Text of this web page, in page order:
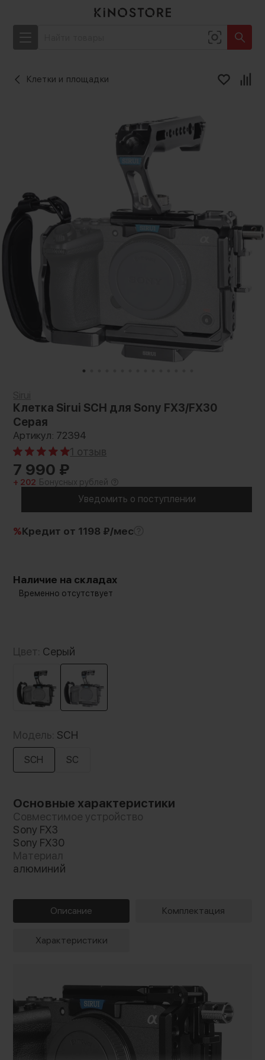
Клетки и площадки
Клетка Sirui SCH для Sony FX3/FX30
Серая
Артикул: 72394
1 отзыв
7 990 ₽
+ 202 Бонусных рублей
Уведомить о поступлении
%Кредит от 1198 ₽/мес
Наличие на складах
Временно отсутствует
Цвет: Серый
Модель: SCH
SCH SC
Основные характеристики
Совместимое устройство
Sony FX3
Sony FX30
Материал
алюминий
Описание Комплектация
Характеристики